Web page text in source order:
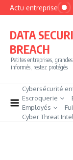
Aller au contenu
Actu entreprise
DATA
BREACH
Petites entreprises,
informés, restez protégés
Cybersécurité
Escroquerie
Employés
Cyber Threat